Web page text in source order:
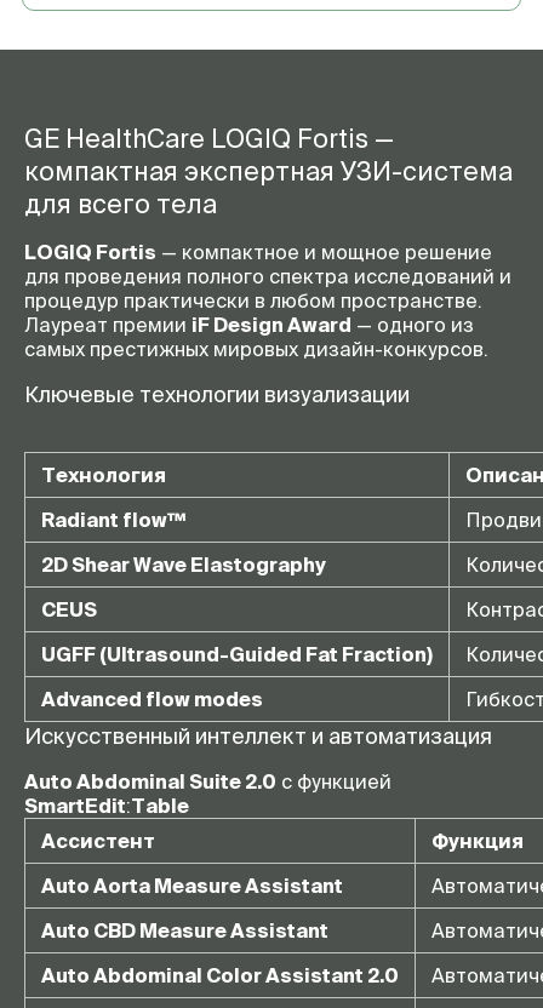
допплер
Расширенный кардиопакет
да
Подогреватель геля
да
GE HealthCare LOGIQ Fortis —
компактная экспертная УЗИ-система
для всего тела
LOGIQ Fortis — компактное и мощное решение
для проведения полного спектра исследований и
процедур практически в любом пространстве.
Лауреат премии iF Design Award — одного из
самых престижных мировых дизайн-конкурсов.
Ключевые технологии визуализации
Технология
Radiant flow™
2D Shear Wave Elastography
CEUS
UGFF (Ultrasound-Guided Fat Fraction)
Advanced flow modes
Искусственный интеллект и автоматизация
Auto Abdominal Suite 2.0 с функцией
SmartEdit:Table
Ассистент
Функция
Auto Aorta Measure Assistant
Auto CBD Measure Assistant
Auto Abdominal Color Assistant 2.0